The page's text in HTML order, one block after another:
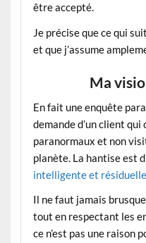
être accepté.
Je précise que ce qui
et que j’assume
Ma
En fait une enquête
demande d’un client
paranormaux et non
planète. La hantise est
intelligente et résiduelle
Il ne faut jamais
tout en respectant les
ce n’est pas une raison